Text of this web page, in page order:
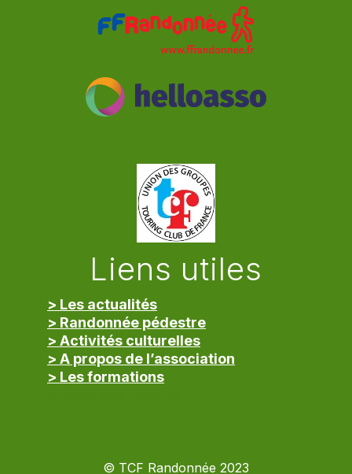
Liens utiles
> Les actualités
> Randonnée pédestre
> Activités culturelles
> A propos de l’association
> Les formations
© TCF Randonnée 2023